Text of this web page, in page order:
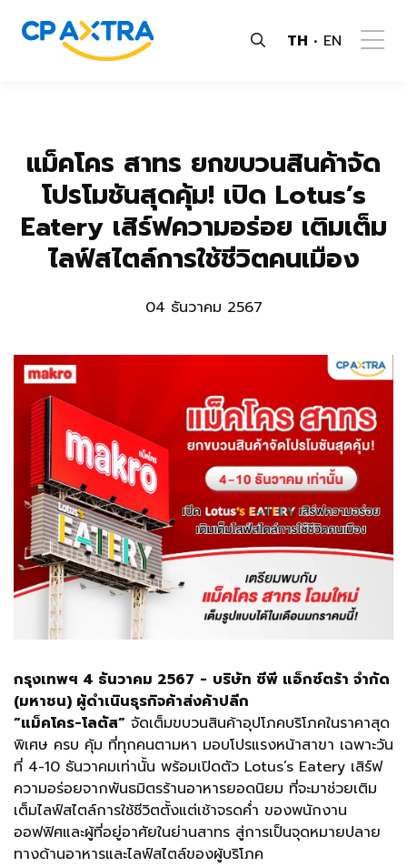
TH EN
แม็คโคร สาทร ยกขบวนสินค้าจัด
โปรโมชันสุดคุ้ม! เปิด Lotus’s
Eatery เสิร์ฟความอร่อย เติมเต็ม
ไลฟ์สไตล์การใช้ชีวิตคนเมือง
04 ธันวาคม 2567
กรุงเทพฯ 4 ธันวาคม 2567 - บริษัท ซีพี แอ็กซ์ตร้า จำกัด
(มหาชน) ผู้ดำเนินธุรกิจค้าส่งค้าปลีก
“แม็คโคร-โลตัส” จัดเต็มขบวนสินค้าอุปโภคบริโภคในราคาสุด
พิเศษ ครบ คุ้ม ที่ทุกคนตามหา มอบโปรแรงหน้าสาขา เฉพาะวัน
ที่ 4-10 ธันวาคมเท่านั้น พร้อมเปิดตัว Lotus’s Eatery เสิร์ฟ
ความอร่อยจากพันธมิตรร้านอาหารยอดนิยม ที่จะมาช่วยเติม
เต็มไลฟ์สไตล์การใช้ชีวิตตั้งแต่เช้าจรดค่ำ ของพนักงาน
ออฟฟิศและผู้ที่อยู่อาศัยในย่านสาทร สู่การเป็นจุดหมายปลาย
ทางด้านอาหารและไลฟ์สไตล์ของผู้บริโภค